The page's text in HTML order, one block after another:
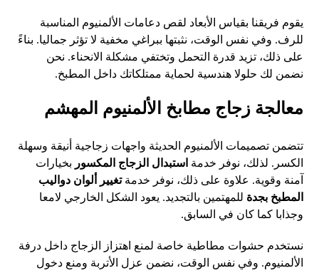
يقوم فريقنا بقياس الأبعاد لقص دعامات الألمنيوم المناسبة
للرف. وفي نفس الوقت، نثبتها ببراغي مخفية لا تؤثر جماليا. بناءً
على ذلك، تزيد قدرة التحمل وتختفي مشكلة الانحناء. نحن
نضمن لك حلولا هندسية لحماية ممتلكاتك داخل المطبخ.
معالجة زجاج مطابخ الألمنيوم المهشم
تتضمن تصميمات الألمنيوم الحديثة واجهات زجاجية أنيقة وسهلة
الكسر. لذلك، نوفر خدمة استبدال الزجاج المكسور بخيارات
آمنة وقوية. علاوة على ذلك، نوفر خدمةتغيير ألوان دواليب
المطبخ بجدة للمهتمين بالتجديد. يعود الشكل الخارجي لامعا
وجذابا كما كان في السابق.
نستخدم حشوات مطاطية خاصة لمنع اهتزاز الزجاج داخل درفة
الألمنيوم. وفي نفس الوقت، نضمن عزل الأتربة ومنع دخول